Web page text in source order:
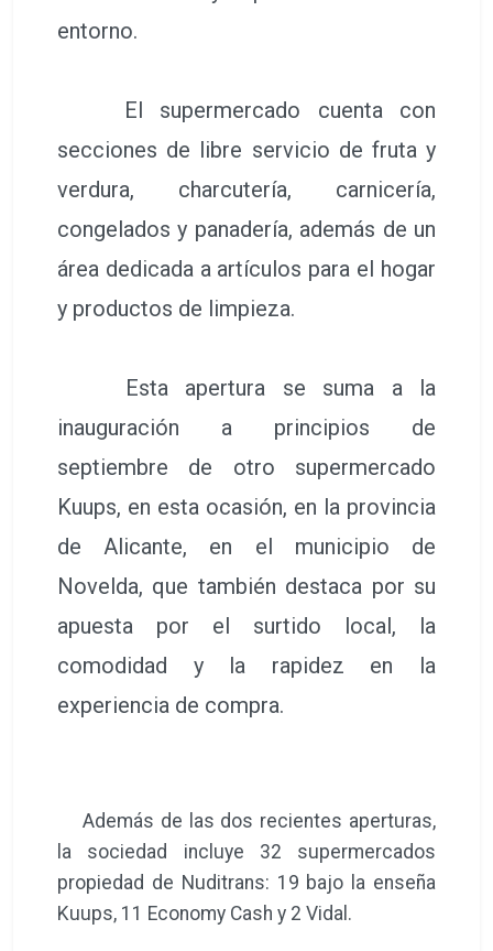
entorno.
El supermercado cuenta con
secciones de libre servicio de fruta y
verdura, charcutería, carnicería,
congelados y panadería, además de un
área dedicada a artículos para el hogar
y productos de limpieza.
Esta apertura se suma a la
inauguración a principios de
septiembre de otro supermercado
Kuups, en esta ocasión, en la provincia
de Alicante, en el municipio de
Novelda, que también destaca por su
apuesta por el surtido local, la
comodidad y la rapidez en la
experiencia de compra.
Además de las dos recientes aperturas,
la sociedad incluye 32 supermercados
propiedad de Nuditrans: 19 bajo la enseña
Kuups, 11 Economy Cash y 2 Vidal.